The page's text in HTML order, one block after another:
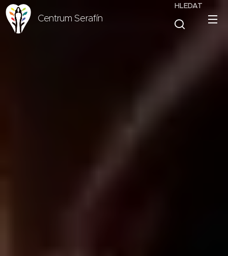
Centrum Serafín
HLEDAT